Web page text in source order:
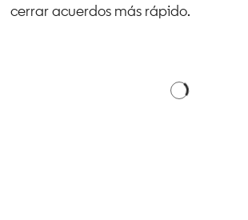
cerrar acuerdos más rápido.